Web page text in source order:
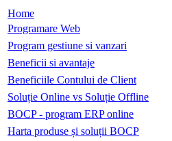
Home
Programare Web
Program gestiune si vanzari
Beneficii si avantaje
Beneficiile Contului de Client
Soluție Online vs Soluție Offline
BOCP - program ERP online
Harta produse și soluții BOCP